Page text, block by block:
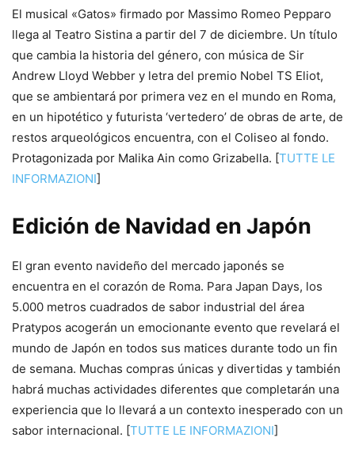
El musical «Gatos» firmado por Massimo Romeo Pepparo
llega al Teatro Sistina a partir del 7 de diciembre. Un título
que cambia la historia del género, con música de Sir
Andrew Lloyd Webber y letra del premio Nobel TS Eliot,
que se ambientará por primera vez en el mundo en Roma,
en un hipotético y futurista ‘vertedero’ de obras de arte, de
restos arqueológicos encuentra, con el Coliseo al fondo.
Protagonizada por Malika Ain como Grizabella. [TUTTE LE
INFORMAZIONI]
Edición de Navidad en Japón
El gran evento navideño del mercado japonés se
encuentra en el corazón de Roma. Para Japan Days, los
5.000 metros cuadrados de sabor industrial del área
Pratypos acogerán un emocionante evento que revelará el
mundo de Japón en todos sus matices durante todo un fin
de semana. Muchas compras únicas y divertidas y también
habrá muchas actividades diferentes que completarán una
experiencia que lo llevará a un contexto inesperado con un
sabor internacional. [TUTTE LE INFORMAZIONI]